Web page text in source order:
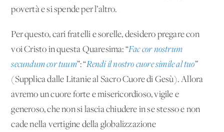
povertà e si spende per l’altro.
Per questo, cari fratelli e sorelle, desidero pregare con
voi Cristo in questa Quaresima: “Fac cor nostrum
secundum cor tuum”: “Rendi il nostro cuore simile al tuo”
(Supplica dalle Litanie al Sacro Cuore di Gesù). Allora
avremo un cuore forte e misericordioso, vigile e
generoso, che non si lascia chiudere in se stesso e non
cade nella vertigine della globalizzazione